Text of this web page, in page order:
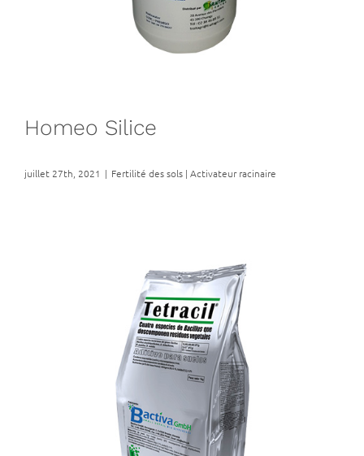
Homeo Silice
juillet 27th, 2021 | Fertilité des sols | Activateur racinaire